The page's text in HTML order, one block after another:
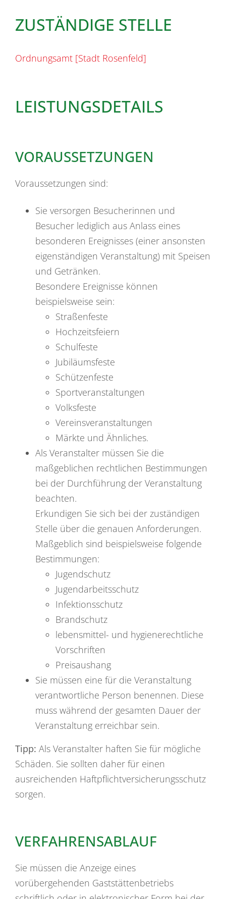
ZUSTÄNDIGE STELLE
Ordnungsamt [Stadt Rosenfeld]
LEISTUNGSDETAILS
VORAUSSETZUNGEN
Voraussetzungen sind:
Sie versorgen Besucherinnen und
Besucher lediglich aus Anlass eines
besonderen Ereignisses (einer ansonsten
eigenständigen Veranstaltung) mit Speisen
und Getränken.
Besondere Ereignisse können
beispielsweise sein:
Straßenfeste
Hochzeitsfeiern
Schulfeste
Jubiläumsfeste
Schützenfeste
Sportveranstaltungen
Volksfeste
Vereinsveranstaltungen
Märkte und Ähnliches.
Als Veranstalter müssen Sie die
maßgeblichen rechtlichen Bestimmungen
bei der Durchführung der Veranstaltung
beachten.
Erkundigen Sie sich bei der zuständigen
Stelle über die genauen Anforderungen.
Maßgeblich sind beispielsweise folgende
Bestimmungen:
Jugendschutz
Jugendarbeitsschutz
Infektionsschutz
Brandschutz
lebensmittel- und hygienerechtliche
Vorschriften
Preisaushang
Sie müssen eine für die Veranstaltung
verantwortliche Person benennen. Diese
muss während der gesamten Dauer der
Veranstaltung erreichbar sein.
Tipp: Als Veranstalter haften Sie für mögliche
Schäden. Sie sollten daher für einen
ausreichenden Haftpflichtversicherungsschutz
sorgen.
VERFAHRENSABLAUF
Sie müssen die Anzeige eines
vorübergehenden Gaststättenbetriebs